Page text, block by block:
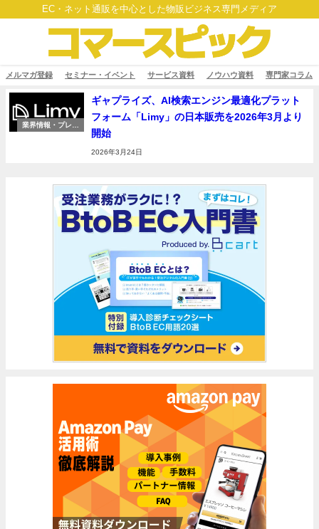
EC・ネット通販を中心とした物販ビジネス専門メディア
メルマガ登録 セミナー・イベント サービス資料 ノウハウ資料 専門家コラム
業界情報・プレス
ギャプライズ、AI検索エンジン最適化プラット
フォーム「Limy」の日本販売を2026年3月より
開始
2026年3月24日